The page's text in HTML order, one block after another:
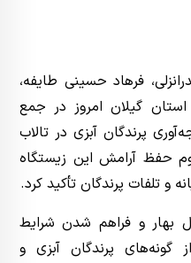
فرهاد حسینی طایفه،
گیلان امروز در جمع
پرندگان آبزی در تالاب
حفظ آرامش این زیستگاه
و تلفات پرندگان تأکید کرد.
بهار و فراهم شدن شرایط
گونه‌های پرندگان آبزی و